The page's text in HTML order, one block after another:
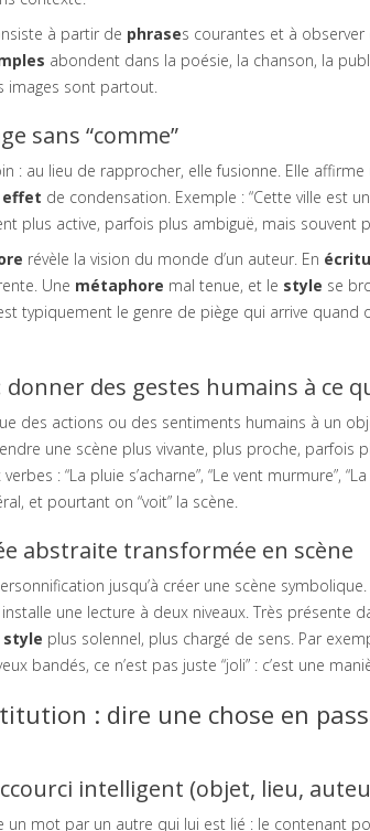
à partir de phrases courantes et à
abondent dans la poésie, la chanson, la
images sont partout.
sans “comme”
: au lieu de rapprocher, elle fusionne. Elle affirme
effet de condensation. Exemple : “Cette ville est
plus active, parfois plus ambiguë, mais souvent
révèle la vision du monde d’un auteur. En
Une métaphore mal tenue, et le style se
typiquement le genre de piège qui arrive quand
des gestes humains à ce
des actions ou des sentiments humains à un
une scène plus vivante, plus proche, parfois
: “La pluie s’acharne”, “Le vent murmure”,
et pourtant on “voit” la scène.
abstraite transformée en scène
jusqu’à créer une scène
une lecture à deux niveaux. Très présente
style plus solennel, plus chargé de sens. Par
bandés, ce n’est pas juste “joli” : c’est une
: dire une chose en
intelligent (objet, lieu,
un mot par un autre qui lui est lié : le contenant